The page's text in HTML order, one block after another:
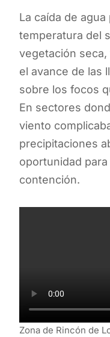
La caída de
temperatura del
vegetación
el avance de las
sobre los focos
En sectores
viento
precipitaciones
oportunidad
contención.
Zona de Rincón de